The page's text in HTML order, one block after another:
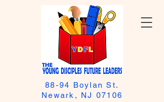
88-94 Boylan St.
Newark, NJ 07106